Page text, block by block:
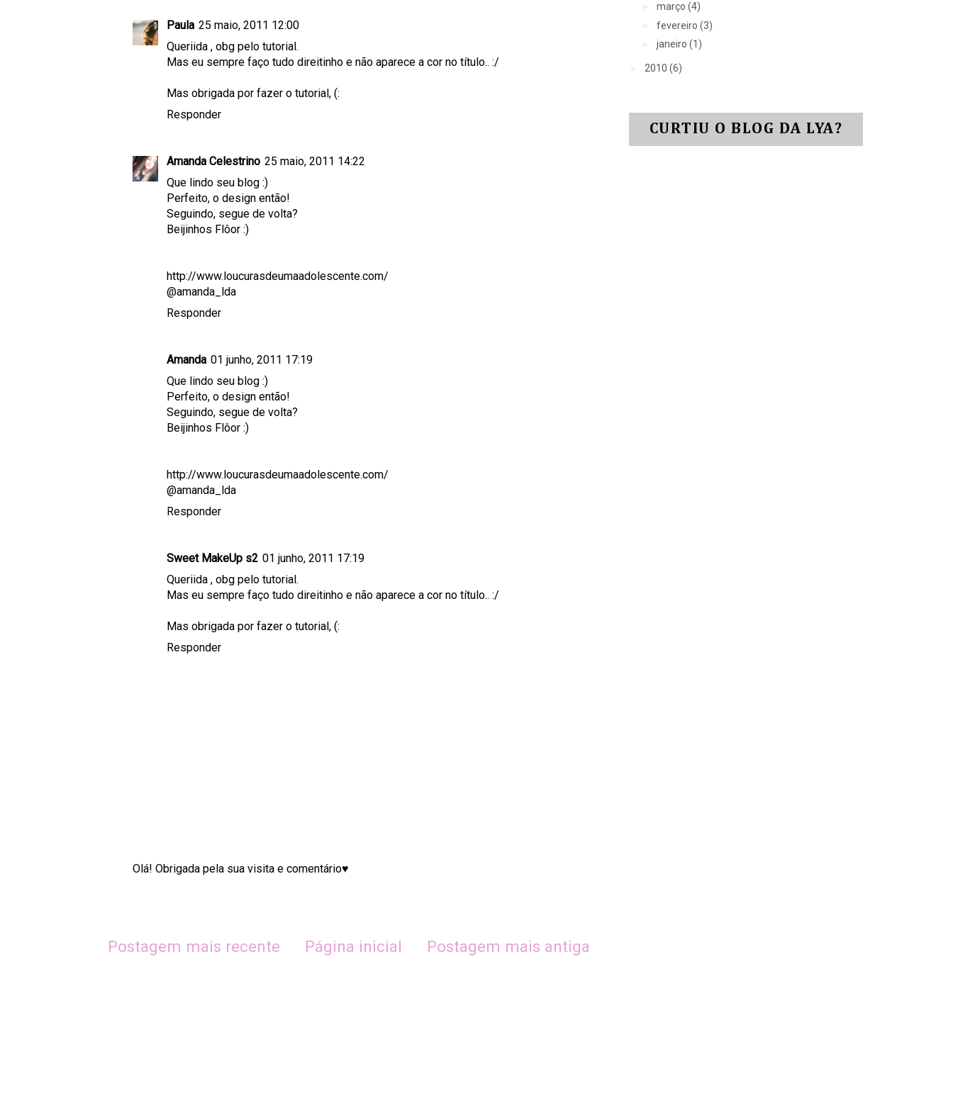
Paula 25 maio, 2011 12:00
Queriida , obg pelo tutorial.
Mas eu sempre faço tudo direitinho e não aparece a cor no título.. :/
Mas obrigada por fazer o tutorial, (:
Responder
Amanda Celestrino 25 maio, 2011 14:22
Que lindo seu blog :)
Perfeito, o design então!
Seguindo, segue de volta?
Beijinhos Flôor :)
http://www.loucurasdeumaadolescente.com/
@amanda_lda
Responder
Amanda 01 junho, 2011 17:19
Que lindo seu blog :)
Perfeito, o design então!
Seguindo, segue de volta?
Beijinhos Flôor :)
http://www.loucurasdeumaadolescente.com/
@amanda_lda
Responder
Sweet MakeUp s2 01 junho, 2011 17:19
Queriida , obg pelo tutorial.
Mas eu sempre faço tudo direitinho e não aparece a cor no título.. :/
Mas obrigada por fazer o tutorial, (:
Responder
Olá! Obrigada pela sua visita e comentário♥
Postagem mais recente Postagem mais antiga
Página inicial
março (4)
fevereiro (3)
janeiro (1)
2010 (6)
CURTIU O BLOG DA LYA?